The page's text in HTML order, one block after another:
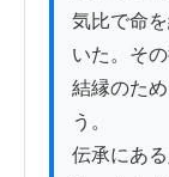
気比で命
いた。そ
結縁のた
う。
伝承にあ